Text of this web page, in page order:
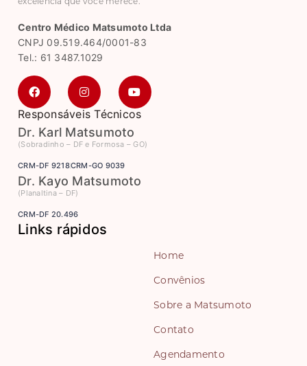
excelência que você merece.
Centro Médico Matsumoto Ltda
CNPJ 09.519.464/0001-83
Tel.: 61 3487.1029
Responsáveis Técnicos
Dr. Karl Matsumoto
(Sobradinho – DF e Formosa – GO)
CRM-DF 9218CRM-GO 9039
Dr. Kayo Matsumoto
(Planaltina – DF)
CRM-DF 20.496
Links rápidos
Home
Convênios
Sobre a Matsumoto
Contato
Agendamento